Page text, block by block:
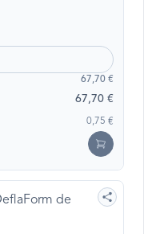
67,70 €
67,70 €
0,75 €